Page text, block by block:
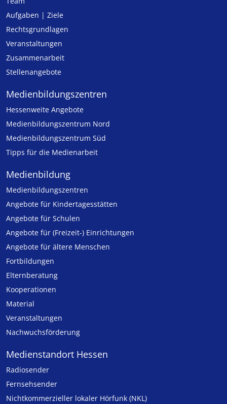
Aufgaben | Ziele
Rechtsgrundlagen
Veranstaltungen
Zusammenarbeit
Stellenangebote
Medien­bildungs­zentren
Hessenweite Angebote
Medienbildungszentrum Nord
Medienbildungszentrum Süd
Tipps für die Medienarbeit
Medienbildung
Medien­bildungs­zentren
Angebote für Kinder­tages­stätten
Angebote für Schulen
Angebote für (Freizeit-) Ein­rich­tungen
Angebote für ältere Menschen
Fortbildungen
Elternberatung
Kooperationen
Material
Veranstaltungen
Nachwuchsförderung
Medienstandort Hessen
Radiosender
Fernsehsender
Nicht­kommer­zieller lo­ka­ler Hör­funk (NKL)